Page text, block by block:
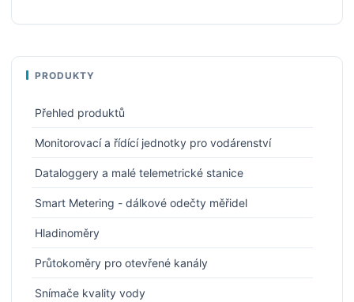
PRODUKTY
Přehled produktů
Monitorovací a řídící jednotky pro vodárenství
Dataloggery a malé telemetrické stanice
Smart Metering - dálkové odečty měřidel
Hladinoměry
Průtokoměry pro otevřené kanály
Snímače kvality vody